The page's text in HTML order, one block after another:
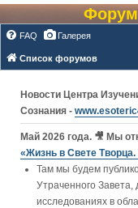
Форум
FAQ Галерея
Список форумов
Новости Центра
Сознания -
Май 2026 года. 🎥 Мы
«Жизнь в Свете
Там мы будем
Утраченного
исследованиях в